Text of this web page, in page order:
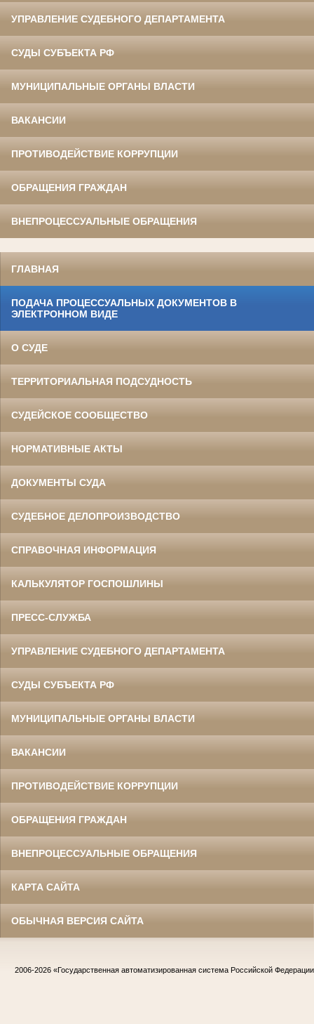
УПРАВЛЕНИЕ СУДЕБНОГО ДЕПАРТАМЕНТА
СУДЫ СУБЪЕКТА РФ
МУНИЦИПАЛЬНЫЕ ОРГАНЫ ВЛАСТИ
ВАКАНСИИ
ПРОТИВОДЕЙСТВИЕ КОРРУПЦИИ
ОБРАЩЕНИЯ ГРАЖДАН
ВНЕПРОЦЕССУАЛЬНЫЕ ОБРАЩЕНИЯ
ГЛАВНАЯ
ПОДАЧА ПРОЦЕССУАЛЬНЫХ ДОКУМЕНТОВ В
ЭЛЕКТРОННОМ ВИДЕ
О СУДЕ
ТЕРРИТОРИАЛЬНАЯ ПОДСУДНОСТЬ
СУДЕЙСКОЕ СООБЩЕСТВО
НОРМАТИВНЫЕ АКТЫ
ДОКУМЕНТЫ СУДА
СУДЕБНОЕ ДЕЛОПРОИЗВОДСТВО
СПРАВОЧНАЯ ИНФОРМАЦИЯ
КАЛЬКУЛЯТОР ГОСПОШЛИНЫ
ПРЕСС-СЛУЖБА
УПРАВЛЕНИЕ СУДЕБНОГО ДЕПАРТАМЕНТА
СУДЫ СУБЪЕКТА РФ
МУНИЦИПАЛЬНЫЕ ОРГАНЫ ВЛАСТИ
ВАКАНСИИ
ПРОТИВОДЕЙСТВИЕ КОРРУПЦИИ
ОБРАЩЕНИЯ ГРАЖДАН
ВНЕПРОЦЕССУАЛЬНЫЕ ОБРАЩЕНИЯ
КАРТА САЙТА
ОБЫЧНАЯ ВЕРСИЯ САЙТА
2006-2026 «Государственная автоматизированная система Российской